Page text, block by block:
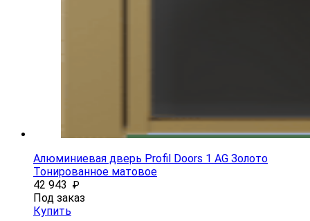
Алюминиевая дверь Profil Doors 1 AG Золото
Тонированное матовое
42 943 ₽
Под заказ
Купить